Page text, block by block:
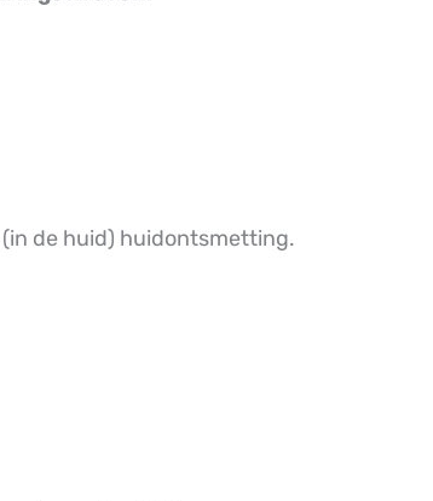
de huid) huidontsmetting.